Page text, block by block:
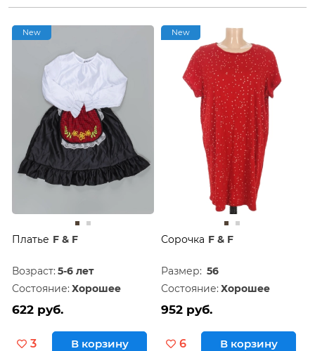
New
Платье F & F
Возраст: 5-6 лет
Состояние: Хорошее
622 руб.
3 В корзину
New
Сорочка F & F
Размер: 56
Состояние: Хорошее
952 руб.
6 В корзину